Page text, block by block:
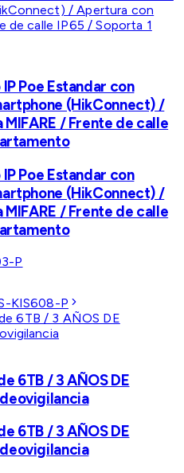
Poe Estandar con
(HikConnect) /
/ Frente de calle
Poe Estandar con
(HikConnect) /
/ Frente de calle
P
KIS608-P
6TB / 3 AÑOS DE
6TB / 3 AÑOS DE